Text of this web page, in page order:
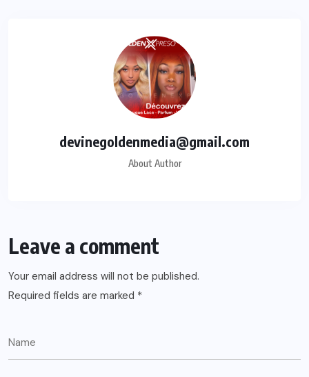
devinegoldenmedia@gmail.com
About Author
Leave a comment
Your email address will not be published.
Required fields are marked *